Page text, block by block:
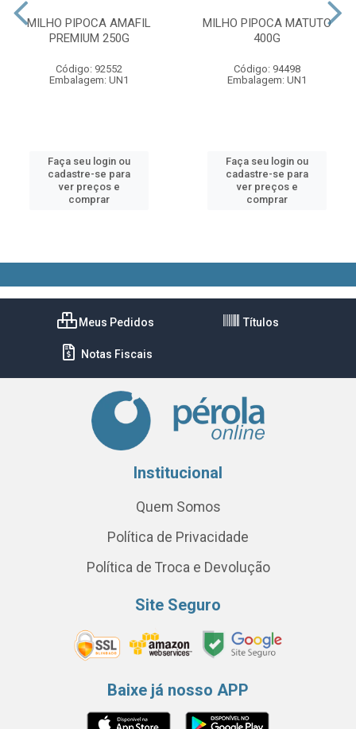
MILHO PIPOCA AMAFIL
PREMIUM 250G
Código: 92552
Embalagem: UN1
Faça seu login ou
cadastre-se para
ver preços e
comprar
MILHO PIPOCA MATUTO
400G
Código: 94498
Embalagem: UN1
Faça seu login ou
cadastre-se para
ver preços e
comprar
Meus Pedidos Títulos
Notas Fiscais
Institucional
Quem Somos
Política de Privacidade
Política de Troca e Devolução
Site Seguro
Baixe já nosso APP